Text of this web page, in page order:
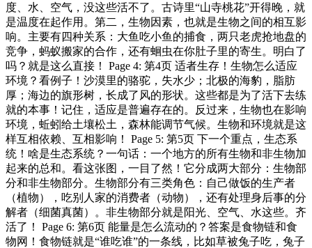
度、水、空气，没这些活不了。古诗里“山寺桃花”开得晚，就
是温度在起作用。第二，生物因素，也就是生物之间的相互影
响。主要有四种关系：大鱼吃小鱼的捕食，两只老虎抢地盘的
竞争，蚂蚁搬家的合作，还有蛔虫在你肚子里的寄生。明白了
吗？就是这么直接！ Page 4: 第4页 适者生存！生物怎么适应
环境？看例子！沙漠里的骆驼，失水少；北极的海豹，脂肪
厚；海边的旗形树，长成了风的形状。这些都是为了活下去练
就的本事！记住，适应是普遍存在的。反过来，生物也在影响
环境，蚯蚓给土壤松土，森林能调节气候。生物和环境就是这
样互相依赖、互相影响！ Page 5: 第5页 下一个重点，生态系
统！啥是生态系统？一句话：一个地方的所有生物和非生物加
起来的总和。看这张图，一目了然！它分成两大部分：生物部
分和非生物部分。生物部分有三类角色：自己做饭的生产者
（植物），吃别人家的消费者（动物），还有处理身后事的分
解者（细菌真菌）。非生物部分就是阳光、空气、水这些。齐
活了！ Page 6: 第6页 能量是怎么流动的？答案是食物链和食
物网！食物链就是“谁吃谁”的一条线，比如草被兔子吃，兔子